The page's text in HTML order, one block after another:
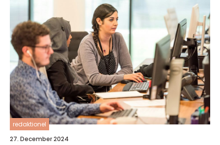
redaktionel
27. December 2024